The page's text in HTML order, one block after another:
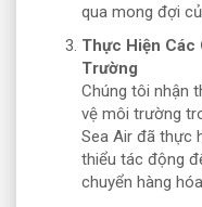
qua mong đợi
Thực Hiện Các
Trường
Chúng tôi nhận
vệ môi trường
Sea Air đã thực
thiểu tác động
chuyển hàng hóa.